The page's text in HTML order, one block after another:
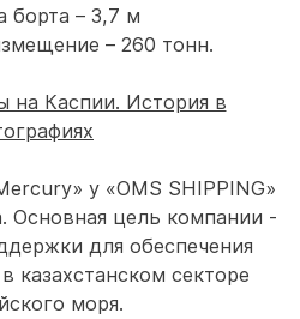
борта – 3,7 м
– 260 тонн.
у «OMS SHIPPING»
Основная цель компании -
для обеспечения
казахстанском секторе
моря.